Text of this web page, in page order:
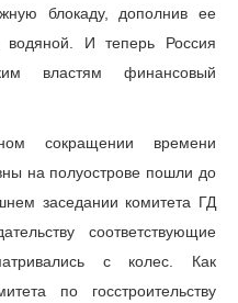
блокаду, дополнив ее
водяной. И теперь Россия
властям финансовый
сокращении времени
на полуострове пошли до
заседании комитета ГД
соответствующие
с колес. Как
по госстроительству